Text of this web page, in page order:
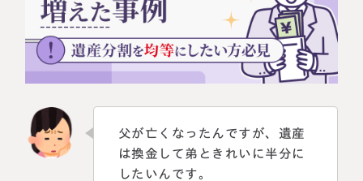
相続税試算について
料金表
選ばれる理由
よくある質問
父が亡くなったんですが、遺産
は換金して弟ときれいに半分に
したいんです。